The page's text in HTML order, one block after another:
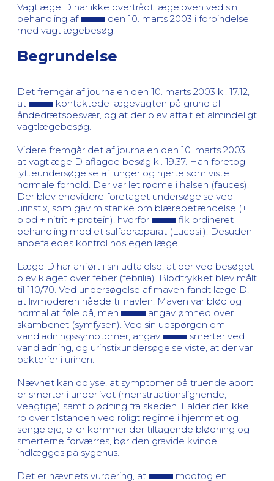
Vagtlæge D har ikke overtrådt lægeloven ved sin
behandling af
den 10. marts 2003 i forbindelse
med vagtlægebesøg.
Begrundelse
Det fremgår af journalen den 10. marts 2003 kl. 17.12,
at
kontaktede lægevagten på grund af
åndedrætsbesvær, og at der blev aftalt et almindeligt
vagtlægebesøg.
Videre fremgår det af journalen den 10. marts 2003,
at vagtlæge D aflagde besøg kl. 19.37. Han foretog
lytteundersøgelse af lunger og hjerte som viste
normale forhold. Der var let rødme i halsen (fauces).
Der blev endvidere foretaget undersøgelse ved
urinstix, som gav mistanke om blærebetændelse (+
blod + nitrit + protein), hvorfor
fik ordineret
behandling med et sulfapræparat (Lucosil). Desuden
anbefaledes kontrol hos egen læge.
Læge D har anført i sin udtalelse, at der ved besøget
blev klaget over feber (febrilia). Blodtrykket blev målt
til 110/70. Ved undersøgelse af maven fandt læge D,
at livmoderen nåede til navlen. Maven var blød og
normal at føle på, men
angav ømhed over
skambenet (symfysen). Ved sin udspørgen om
vandladningssymptomer, angav
smerter ved
vandladning, og urinstixundersøgelse viste, at der var
bakterier i urinen.
Nævnet kan oplyse, at symptomer på truende abort
er smerter i underlivet (menstruationslignende,
veagtige) samt blødning fra skeden. Falder der ikke
ro over tilstanden ved roligt regime i hjemmet og
sengeleje, eller kommer der tiltagende blødning og
smerterne forværres, bør den gravide kvinde
indlægges på sygehus.
Det er nævnets vurdering, at
modtog en